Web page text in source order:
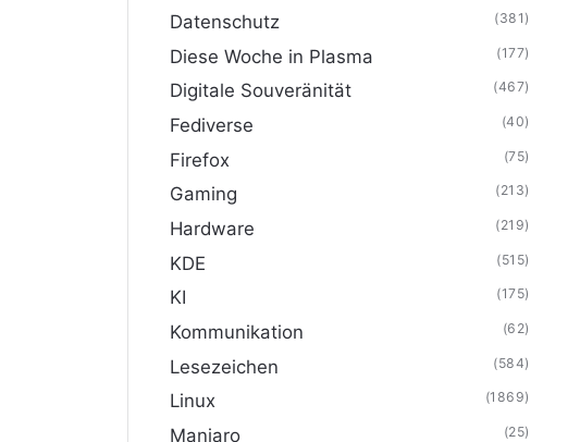
Datenschutz (381)
Diese Woche in Plasma (177)
Digitale Souveränität (467)
Fediverse (40)
Firefox (75)
Gaming (213)
Hardware (219)
KDE (515)
KI (175)
Kommunikation (62)
Lesezeichen (584)
Linux (1869)
Manjaro (25)